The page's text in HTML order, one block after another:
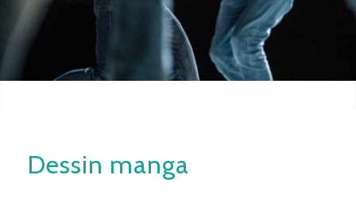
Dessin manga